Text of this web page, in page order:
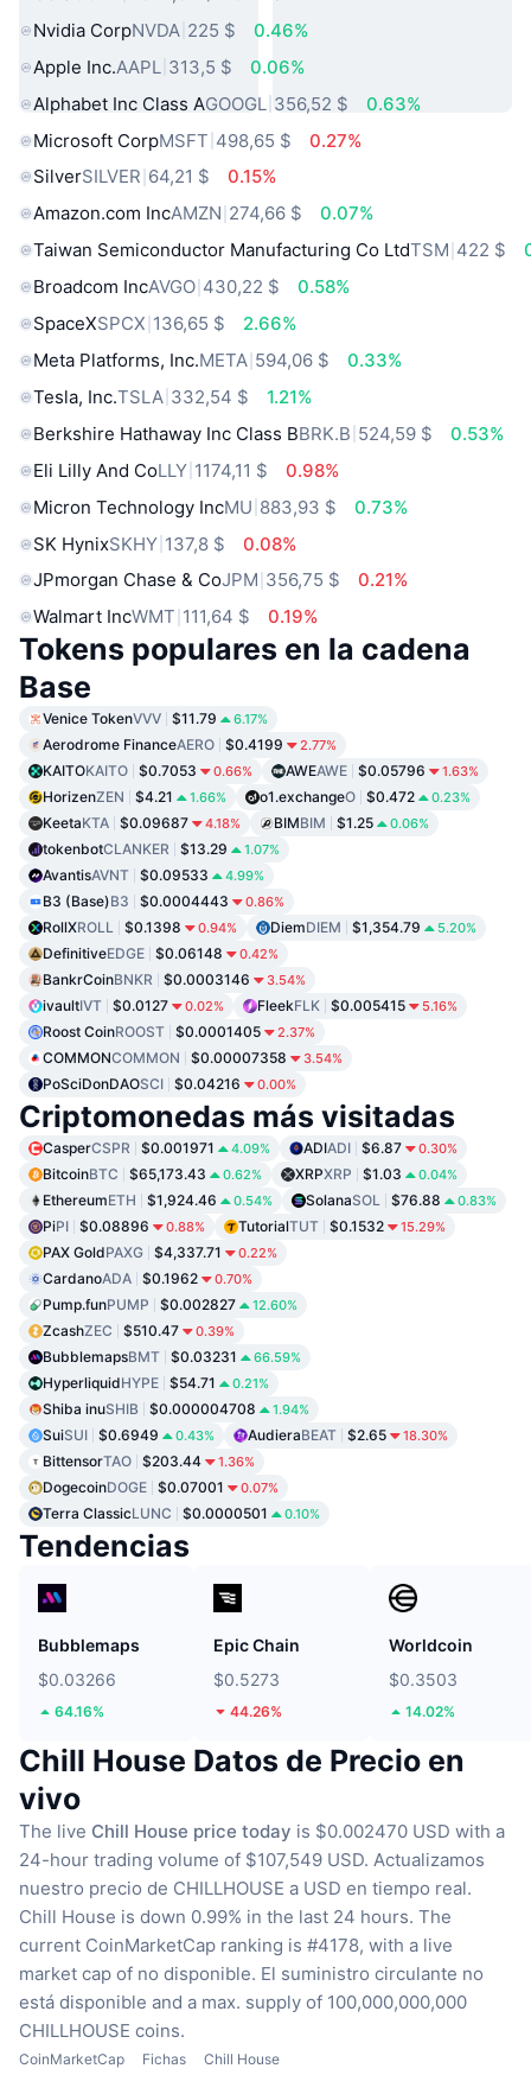
Nvidia CorpNVDA 225 $
0.46%
Apple Inc.AAPL 313,5 $
0.06%
Alphabet Inc Class AGOOGL 356,52 $
0.63%
Microsoft CorpMSFT 498,65 $
0.27%
SilverSILVER 64,21 $
0.15%
Amazon.com IncAMZN 274,66 $
0.07%
Taiwan Semiconductor Manufacturing Co LtdTSM 422 $
Broadcom IncAVGO 430,22 $
0.58%
SpaceXSPCX 136,65 $
2.66%
Meta Platforms, Inc.META 594,06 $
0.33%
Tesla, Inc.TSLA 332,54 $
1.21%
Berkshire Hathaway Inc Class BBRK.B 524,59 $
0.53%
Eli Lilly And CoLLY 1174,11 $
0.98%
Micron Technology IncMU 883,93 $
0.73%
SK HynixSKHY 137,8 $
0.08%
JPmorgan Chase & CoJPM 356,75 $
0.21%
Walmart IncWMT 111,64 $ 0.19%
Tokens populares en la cadena
Base
Venice TokenVVV $11.79 6.17%
Aerodrome FinanceAERO $0.4199 2.77%
KAITOKAITO $0.7053 0.66% AWEAWE $0.05796 1.63%
HorizenZEN $4.21 1.66% o1.exchangeO $0.472 0.23%
KeetaKTA $0.09687 4.18% BIMBIM $1.25 0.06%
tokenbotCLANKER $13.29 1.07%
AvantisAVNT $0.09533 4.99%
B3 (Base)B3 $0.0004443 0.86%
RollXROLL $0.1398 0.94% DiemDIEM $1,354.79 5.20%
DefinitiveEDGE $0.06148 0.42%
BankrCoinBNKR $0.0003146 3.54%
ivaultIVT $0.0127 0.02% FleekFLK $0.005415 5.16%
Roost CoinROOST $0.0001405 2.37%
COMMONCOMMON $0.00007358 3.54%
PoSciDonDAOSCI $0.04216 0.00%
Criptomonedas más visitadas
CasperCSPR $0.001971 4.09% ADIADI $6.87 0.30%
BitcoinBTC $65,173.43 0.62% XRPXRP $1.03 0.04%
EthereumETH $1,924.46 0.54% SolanaSOL $76.88 0.83%
PiPI $0.08896 0.88% TutorialTUT $0.1532 15.29%
PAX GoldPAXG $4,337.71 0.22%
CardanoADA $0.1962 0.70%
Pump.funPUMP $0.002827 12.60%
ZcashZEC $510.47 0.39%
BubblemapsBMT $0.03231 66.59%
HyperliquidHYPE $54.71 0.21%
Shiba inuSHIB $0.000004708 1.94%
SuiSUI $0.6949 0.43% AudieraBEAT $2.65 18.30%
BittensorTAO $203.44 1.36%
DogecoinDOGE $0.07001 0.07%
Terra ClassicLUNC $0.0000501 0.10%
Tendencias
Bubblemaps
$0.03266
64.16%
Epic Chain
$0.5273
44.26%
Worldcoin
$0.3503
14.02%
Chill House Datos de Precio en
vivo
The live Chill House price today is $0.002470 USD with a
24-hour trading volume of $107,549 USD. Actualizamos
nuestro precio de CHILLHOUSE a USD en tiempo real.
Chill House is down 0.99% in the last 24 hours. The
current CoinMarketCap ranking is #4178, with a live
market cap of no disponible. El suministro circulante no
está disponible and a max. supply of 100,000,000,000
CHILLHOUSE coins.
CoinMarketCap Fichas Chill House